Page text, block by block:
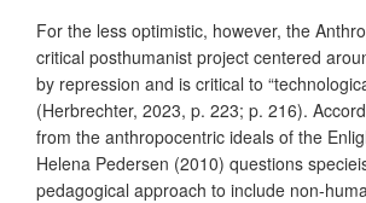
For the less optimistic, however, the
critical posthumanist project centered
by repression and is critical to
(Herbrechter, 2023, p. 223; p. 216).
from the anthropocentric ideals of the
Helena Pedersen (2010) questions
pedagogical approach to include non-